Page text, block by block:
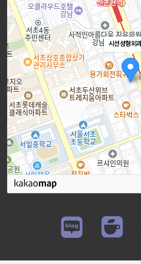
시선성형외